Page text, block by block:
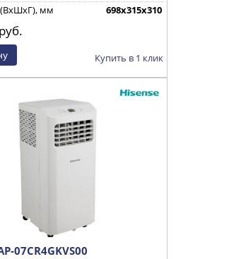
мм
698х315х310
руб.
Купить в 1 клик
07CR4GKVS00